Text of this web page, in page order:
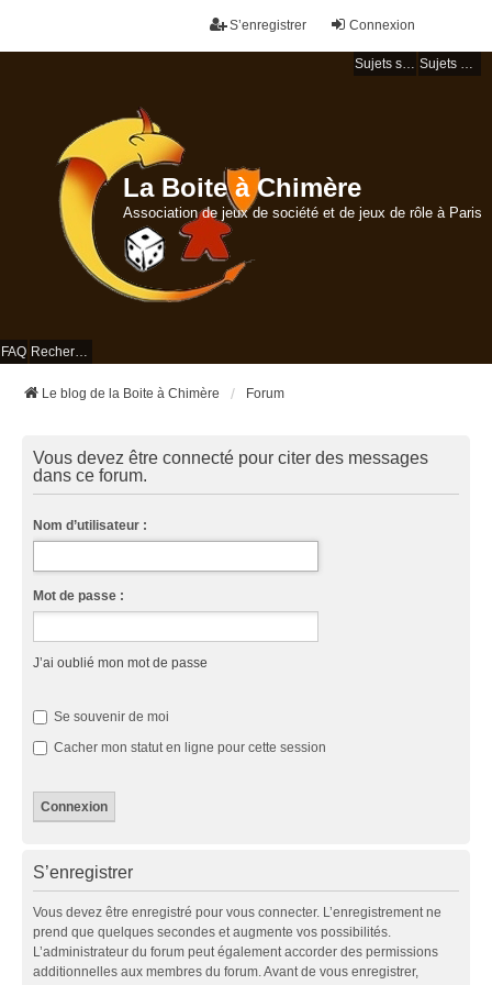
Connexion
S’enregistrer
Sujets sans réponse Sujets actifs
La Boite à Chimère
Association de jeux de société et de jeux de rôle à Paris
FAQ Rechercher
Le blog de la Boite à Chimère Forum
Vous devez être connecté pour citer des messages
dans ce forum.
Nom d’utilisateur :
Mot de passe :
J’ai oublié mon mot de passe
Se souvenir de moi
Cacher mon statut en ligne pour cette session
S’enregistrer
Vous devez être enregistré pour vous connecter. L’enregistrement ne
prend que quelques secondes et augmente vos possibilités.
L’administrateur du forum peut également accorder des permissions
additionnelles aux membres du forum. Avant de vous enregistrer,